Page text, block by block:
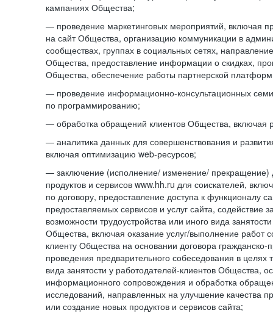
кампаниях Общества;
— проведение маркетинговых мероприятий, включая
на сайт Общества, организацию коммуникации в
сообществах, группах в социальных сетях,
Общества, предоставление информации о скидках,
Общества, обеспечение работы партнерской
— проведение информационно-консультационных
по программированию;
— обработка обращений клиентов Общества, включая
— аналитика данных для совершенствования и
включая оптимизацию web-ресурсов;
— заключение (исполнение/ изменение/ прекращение)
продуктов и сервисов www.hh.ru для соискателей,
по договору, предоставление доступа к функционалу
предоставляемых сервисов и услуг сайта, содействие
возможности трудоустройства или иного вида
Общества, включая оказание услуг/выполнение работ
клиенту Общества на основании договора гражданско-
проведения предварительного собеседования в целях
вида занятости у работодателей-клиентов Общества,
информационного сопровождения и обработка
исследований, направленных на улучшение качества
или создание новых продуктов и сервисов сайта;